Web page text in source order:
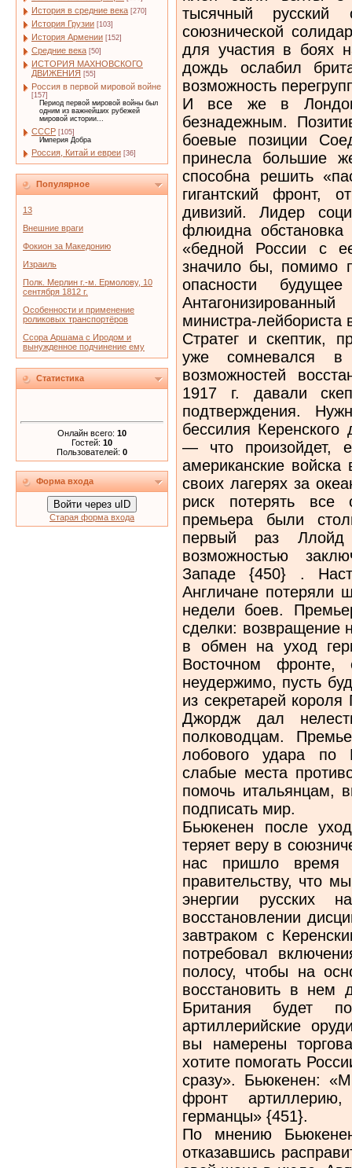
История в средние века [270]
История Грузии [103]
История Армении [152]
Средние века [50]
ИСТОРИЯ МАХНОВСКОГО
ДВИЖЕНИЯ [55]
Россия в первой мировой войне
[157]
Период первой мировой войны был
одним из важнейших рубежей
мировой истории...
СССР [105]
Империя Добра
Россия, Китай и евреи [36]
Популярное
13
Внешние враги
Фокион за Македонию
Израиль
Полк. Мерлин г.-м. Ермолову, 10
сентября 1812 г.
Особенности и применение
роликовых транспортёров
Ссора Аршама с Иродом и
вынужденное подчинение ему
Статистика
Онлайн всего: 10
Гостей: 10
Пользователей: 0
Форма входа
Войти через uID
Старая форма входа
тысячный
союзнической
для участия в боях
дождь ослабил
возможность
И все же в
безнадежным.
боевые позиции
принесла большие
способна решить
гигантский фронт,
дивизий. Лидер
флюидна обстановка
«бедной России с
значило бы, помимо
опасности
министра-лейбориста
Стратег и скептик,
уже сомневался
возможностей
1917 г. давали
подтверждения.
бессилия
— что произойдет,
американские
своих лагерях за
риск потерять все
премьера были
первый раз Ллойд
возможностью
Западе {450} .
Англичане потеряли
недели боев.
сделки: возвращение
в обмен на уход
Восточном фронте,
неудержимо, пусть
из секретарей короля
Джордж дал
полководцам.
лобового удара по
слабые места
помочь итальянцам,
подписать мир.
Бьюкенен после
теряет веру в
нас пришло время
правительству, что
энергии русских
восстановлении
завтраком с
потребовал
полосу, чтобы на
восстановить в нем
Британия будет
артиллерийские
вы намерены
хотите помогать
сразу». Бьюкенен:
фронт
германцы» {451}.
По мнению
отказавшись